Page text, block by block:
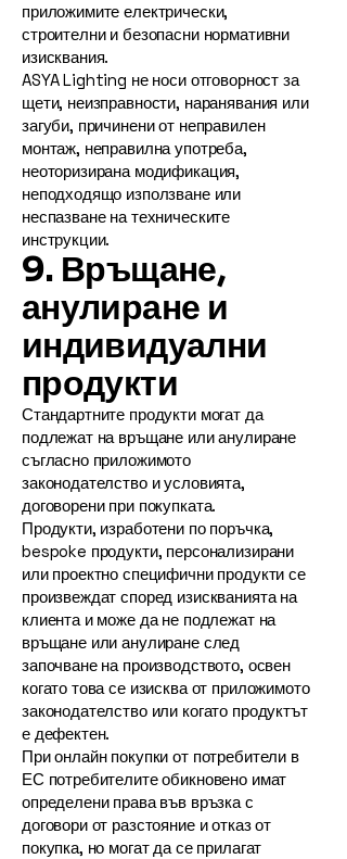
приложимите електрически,
строителни и безопасни нормативни
изисквания.
ASYA Lighting не носи отговорност за
щети, неизправности, наранявания или
загуби, причинени от неправилен
монтаж, неправилна употреба,
неоторизирана модификация,
неподходящо използване или
неспазване на техническите
инструкции.
9. Връщане,
анулиране и
индивидуални
продукти
Стандартните продукти могат да
подлежат на връщане или анулиране
съгласно приложимото
законодателство и условията,
договорени при покупката.
Продукти, изработени по поръчка,
bespoke продукти, персонализирани
или проектно специфични продукти се
произвеждат според изискванията на
клиента и може да не подлежат на
връщане или анулиране след
започване на производството, освен
когато това се изисква от приложимото
законодателство или когато продуктът
е дефектен.
При онлайн покупки от потребители в
ЕС потребителите обикновено имат
определени права във връзка с
договори от разстояние и отказ от
покупка, но могат да се прилагат